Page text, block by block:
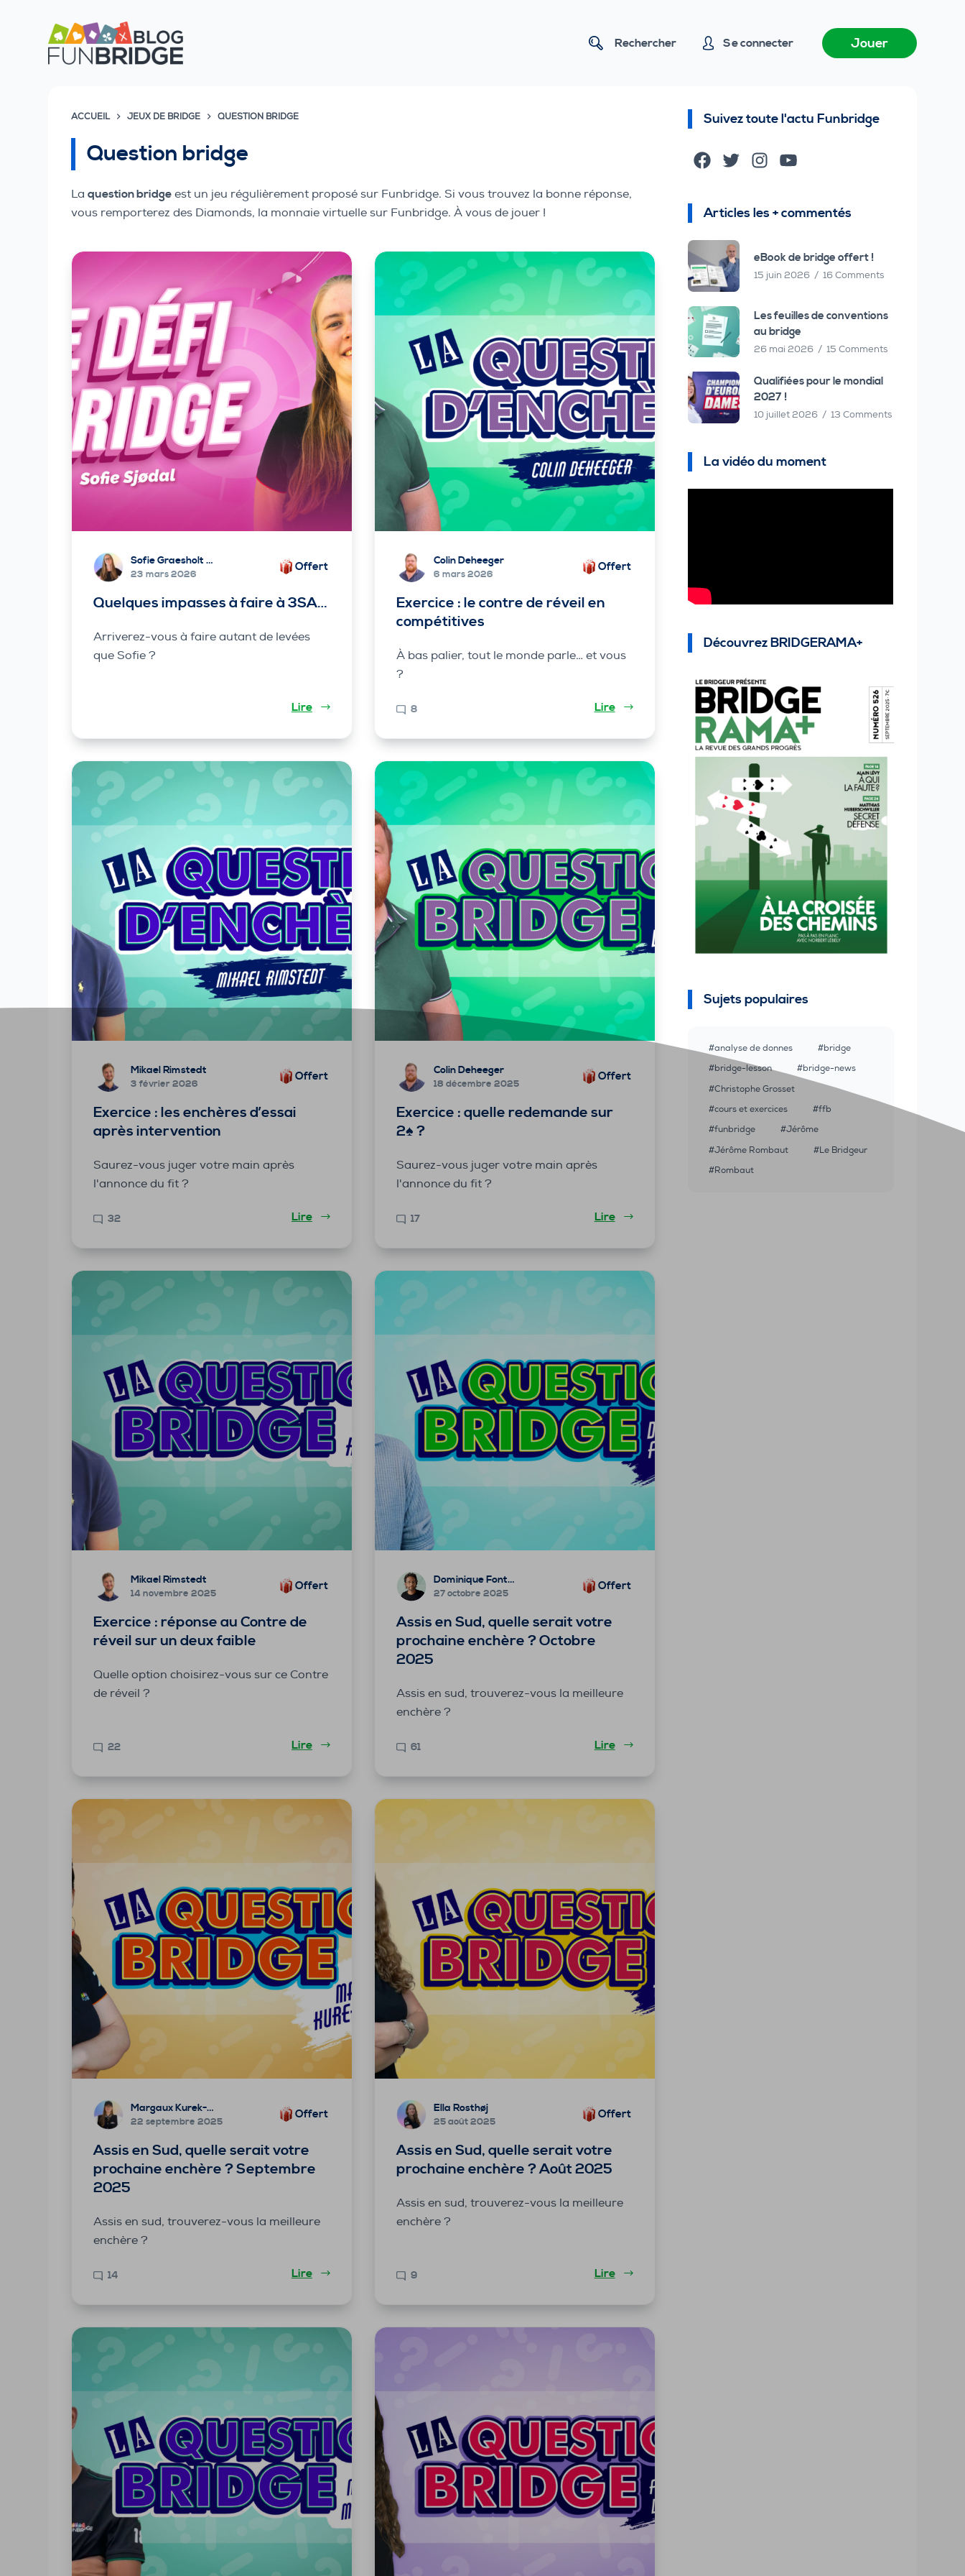
Rechercher Se connecter Jouer
ACCUEIL JEUX DE BRIDGE QUESTION BRIDGE
Question bridge
Laquestion bridge est un jeu régulièrement proposé sur Funbridge. Si vous trouvez la bonne réponse,
vous remporterez des Diamonds, la monnaie virtuelle sur Funbridge. À vous de jouer !
Sofie Graesholt Sjødal
23 mars 2026
Offert
Quelques impasses à faire à 3SA…
Arriverez-vous à faire autant de levées
que Sofie ?
Lire
Colin Deheeger
6 mars 2026
Offert
Exercice : le contre de réveil en
compétitives
À bas palier, tout le monde parle… et vous
?
8 Lire
Mikael Rimstedt
3 février 2026
Offert
Exercice : les enchères d’essai
après intervention
Saurez-vous juger votre main après
l'annonce du fit ?
32 Lire
Colin Deheeger
18 décembre 2025
Offert
Exercice : quelle redemande sur
2♠ ?
Saurez-vous juger votre main après
l'annonce du fit ?
17 Lire
Mikael Rimstedt
14 novembre 2025
Offert
Exercice : réponse au Contre de
réveil sur un deux faible
Quelle option choisirez-vous sur ce Contre
de réveil ?
22 Lire
Dominique Fonteneau
27 octobre 2025
Offert
Assis en Sud, quelle serait votre
prochaine enchère ? Octobre
2025
Assis en sud, trouverez-vous la meilleure
enchère ?
61 Lire
Margaux Kurek-Beaulieu
22 septembre 2025
Offert
Assis en Sud, quelle serait votre
prochaine enchère ? Septembre
2025
Assis en sud, trouverez-vous la meilleure
enchère ?
14 Lire
Ella Rosthøj
25 août 2025
Offert
Assis en Sud, quelle serait votre
prochaine enchère ? Août 2025
Assis en sud, trouverez-vous la meilleure
enchère ?
9 Lire
Suivez toute l'actu Funbridge
FacebookTwitterInstagramYouTube
Articles les + commentés
eBook de bridge offert !
15 juin 2026 16 Comments
Les feuilles de conventions
au bridge
26 mai 2026 15 Comments
Qualifiées pour le mondial
2027 !
10 juillet 2026 13 Comments
La vidéo du moment
Découvrez BRIDGERAMA+
Sujets populaires
analyse de donnes
bridge
bridge-lesson
bridge-news
Christophe Grosset
cours et exercices
ffb
funbridge
Jérôme
Jérôme Rombaut
Le Bridgeur
Rombaut